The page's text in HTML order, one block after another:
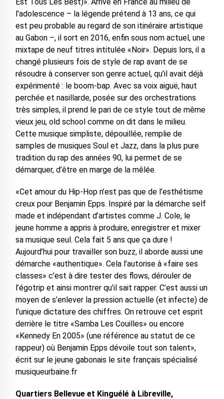
l’adolescence – la légende prétend à 13 ans, ce qui
est peu probable au regard de son itinéraire artistique
au Gabon –, il sort en 2016, enfin sous nom actuel, une
mixtape de neuf titres intitulée «Noir». Depuis lors, il a
changé plusieurs fois de style de rap avant de se
résoudre à conserver son genre actuel, qu’il avait déjà
expérimenté : le boom-bap. Avec sa voix aiguë, haut
perchée et nasillarde, posée sur des orchestrations
très simples, il prend le pari de ce style tout de même
vieux jeu, old school comme on dit dans le milieu.
Cette musique simpliste, dépouillée, remplie de
samples de musiques Soul et Jazz, dans la plus pure
tradition du rap des années 90, lui permet de se
démarquer, d’être en marge de la mêlée.
«Cet amour du Hip-Hop n’est pas que de l’esthétisme
creux pour Benjamin Epps. Inspiré par la démarche self
made et indépendant d’artistes comme J. Cole, le
jeune homme a appris à produire, enregistrer et mixer
sa musique seul. Cela fait 5 ans que ça dure !
Aujourd’hui pour travailler son buzz, il aborde aussi une
démarche «authentique». Cela l’autorise à «faire ses
classes» c’est à dire tester des flows, dérouler de
l’égotrip et ainsi montrer qu’il sait rapper. C’est aussi un
moyen de s’enlever la pression actuelle (et infecte) de
l’unique dictature des chiffres. On retrouve cet esprit
derrière le titre «Samba Les Couilles» ou encore
«Kennedy En 2005» (une référence au statut de ce
rappeur) où Benjamin Epps dévoile tout son talent»,
écrit sur le jeune gabonais le site français spécialisé
musiqueurbaine.fr
Quartiers Bellevue et Kinguélé à Libreville,